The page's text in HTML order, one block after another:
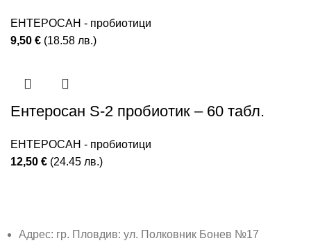
ЕНТЕРОСАН - пробиотици
9,50 € (18.58 лв.)
Ентеросан S-2 пробиотик – 60 табл.
ЕНТЕРОСАН - пробиотици
12,50 € (24.45 лв.)
Адрес: гр. Пловдив: ул. Полковник Бонев №17